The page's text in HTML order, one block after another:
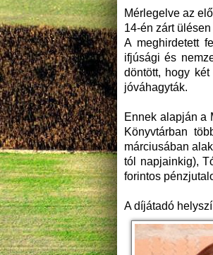
Mérlegelve az
14-én zárt
A meghirdetett
ifjúsági és
döntött, hogy
jóváhagyták.
Ennek alapján a
Könyvtárban
márciusában
tól napjainkig),
forintos
A díjátadó